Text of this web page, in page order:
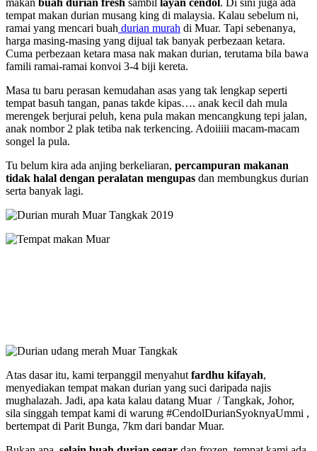
makan buah durian fresh sambil layan cendol . Di sini juga ada
tempat makan durian musang king di malaysia. Kalau sebelum ni,
ramai yang mencari buah durian murah di Muar. Tapi sebenanya,
harga masing-masing yang dijual tak banyak perbezaan ketara.
Cuma perbezaan ketara masa nak makan durian, terutama bila bawa
famili ramai-ramai konvoi 3-4 biji kereta.
Masa tu baru perasan kemudahan asas yang tak lengkap seperti
tempat basuh tangan, panas takde kipas…. anak kecil dah mula
merengek berjurai peluh, kena pula makan mencangkung tepi jalan,
anak nombor 2 plak tetiba nak terkencing. Adoiiiii macam-macam
songel la pula.
Tu belum kira ada anjing berkeliaran, percampuran makanan
tidak halal dengan peralatan mengupas dan membungkus durian
serta banyak lagi.
Atas dasar itu, kami terpanggil menyahut fardhu kifayah,
menyediakan tempat makan durian yang suci daripada najis
mughalazah. Jadi, apa kata kalau datang Muar / Tangkak, Johor,
sila singgah tempat kami di warung #CendolDurianSyoknyaUmmi ,
bertempat di Parit Bunga, 7km dari bandar Muar.